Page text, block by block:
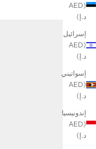
(AED
د.إ)
إسرائيل
(AED
د.إ)
إسواتيني
(AED
د.إ)
إندونيسيا
(AED
د.إ)